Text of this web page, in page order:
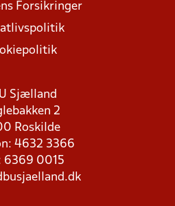
Forsikringer
Sjælland
2
Roskilde
4632 3366
6369 0015